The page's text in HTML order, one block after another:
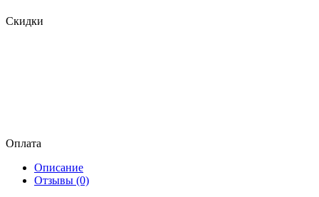
Скидки
Оплата
Описание
Отзывы (0)